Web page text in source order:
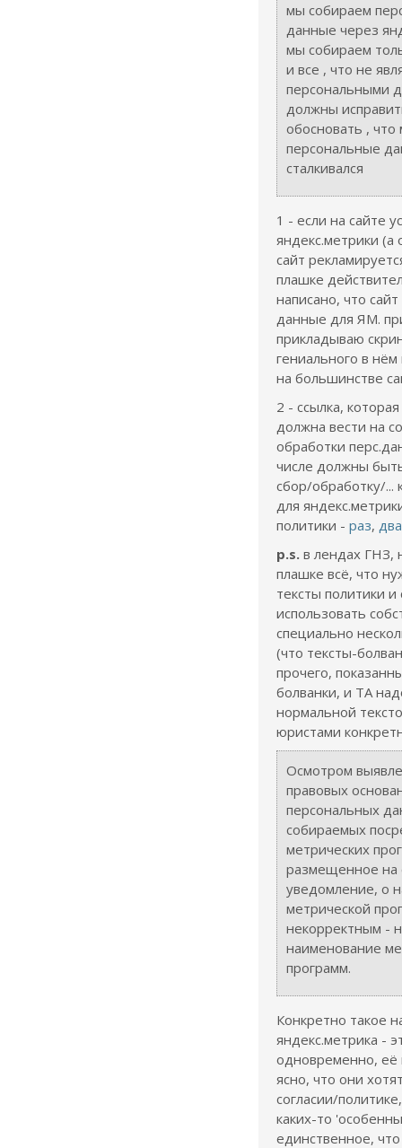
мы собираем
данные через
мы собираем
и все , что не
персональными
должны
обосновать ,
персональные
сталкивался
1 - если на сайте
яндекс.метрики (а
сайт
плашке
написано, что
данные для ЯМ.
прикладываю
гениального в
на большинстве
2 - ссылка,
должна вести на
обработки
числе должны
сбор/обработку/...
для
политики - раз, два
p.s. в лендах ГНЗ,
плашке всё, что
тексты политики
использовать
специально
(что тексты-
прочего,
болванки, и ТА
нормальной
юристами
Осмотром
правовых
персональных
собираемых
метрических
размещенное на
уведомление, о
метрической
некорректным -
наименование
программ.
Конкретно такое
яндекс.метрика -
одновременно, её
ясно, что они
согласии/
каких-то
единственное,